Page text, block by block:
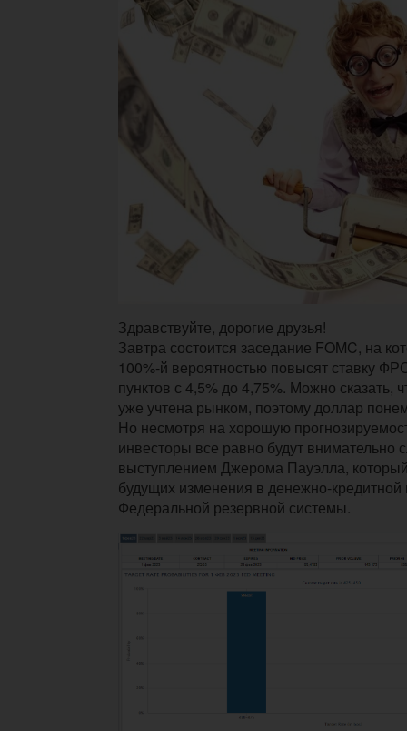
Здравствуйте, дорогие друзья!
Завтра состоится заседание FOMC, на
100%-й вероятностью повысят ставку
пунктов с 4,5% до 4,75%. Можно сказать,
уже учтена рынком, поэтому доллар
Но несмотря на хорошую
инвесторы все равно будут внимательно
выступлением Джерома Пауэлла,
будущих изменения в денежно-кредитной
Федеральной резервной системы.